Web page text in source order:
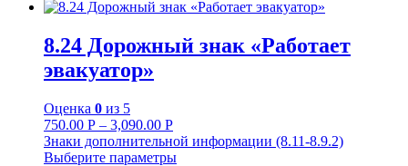
8.24 Дорожный знак «Работает
эвакуатор»
Оценка 0 из 5
750.00 Р – 3,090.00 Р
Знаки дополнительной информации (8.11-8.9.2)
Выберите параметры